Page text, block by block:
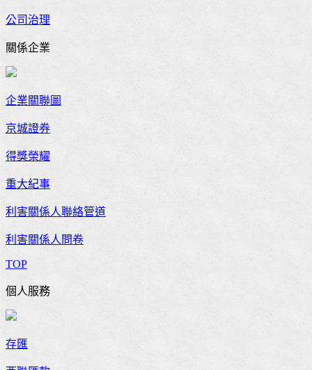
公司治理
關係企業
企業關聯圖
京城證券
得獎榮耀
重大紀事
利害關係人聯絡管道
利害關係人問卷
TOP
個人服務
存匯